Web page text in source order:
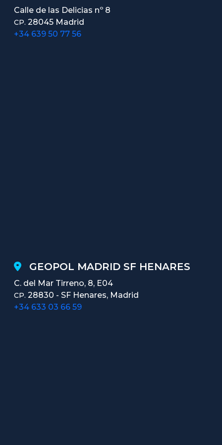
Calle de las Delicias nº 8
CP. 28045 Madrid
+34 639 50 77 56
GEOPOL MADRID SF HENARES
C. del Mar Tirreno, 8, E04
CP. 28830 - SF Henares, Madrid
+34 633 03 66 59